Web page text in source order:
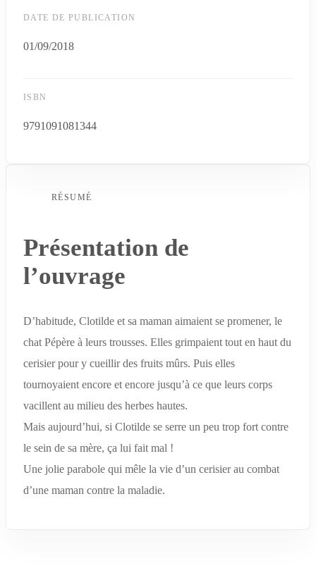
DATE DE PUBLICATION
01/09/2018
ISBN
9791091081344
RÉSUMÉ
Présentation de
l’ouvrage
D’habitude, Clotilde et sa maman aimaient se promener, le
chat Pépère à leurs trousses. Elles grimpaient tout en haut du
cerisier pour y cueillir des fruits mûrs. Puis elles
tournoyaient encore et encore jusqu’à ce que leurs corps
vacillent au milieu des herbes hautes.
Mais aujourd’hui, si Clotilde se serre un peu trop fort contre
le sein de sa mère, ça lui fait mal !
Une jolie parabole qui mêle la vie d’un cerisier au combat
d’une maman contre la maladie.